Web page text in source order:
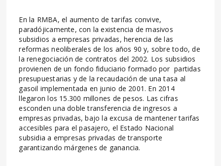
En la RMBA, el aumento de tarifas convive,
paradójicamente, con la existencia de masivos
subsidios a empresas privadas, herencia de las
reformas neoliberales de los años 90 y, sobre todo, de
la renegociación de contratos del 2002. Los subsidios
provienen de un fondo fiduciario formado por partidas
presupuestarias y de la recaudación de una tasa al
gasoil implementada en junio de 2001. En 2014
llegaron los 15.300 millones de pesos. Las cifras
esconden una doble transferencia de ingresos a
empresas privadas, bajo la excusa de mantener tarifas
accesibles para el pasajero, el Estado Nacional
subsidia a empresas privadas de transporte
garantizando márgenes de ganancia.